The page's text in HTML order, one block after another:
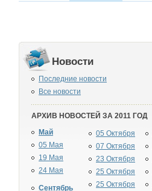
Новости
Последние новости
Все новости
АРХИВ НОВОСТЕЙ ЗА 2011 ГОД
Май
05 Мая
19 Мая
24 Мая
Сентябрь
05 Октября
07 Октября
23 Октября
25 Октября
25 Октября